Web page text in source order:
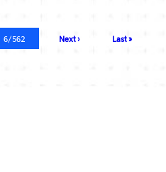
Current
page
6/562
Next
Next ›
Last
Last »